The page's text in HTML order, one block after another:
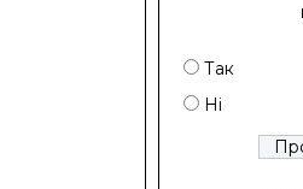
Так
Ні